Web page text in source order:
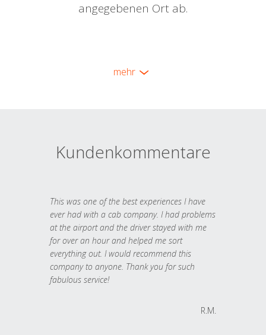
angegebenen Ort ab.
mehr
Kundenkommentare
This was one of the best experiences I have
ever had with a cab company. I had problems
at the airport and the driver stayed with me
for over an hour and helped me sort
everything out. I would recommend this
company to anyone. Thank you for such
fabulous service!
R.M.